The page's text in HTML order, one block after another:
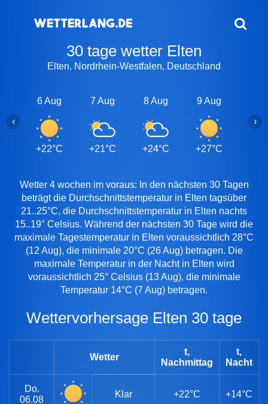
30 tage wetter Elten
Elten, Nordrhein-Westfalen, Deutschland
6 Aug
+22°C
7 Aug
+21°C
8 Aug
+24°C
9 Aug
+27°C
‹ ›
Wetter 4 wochen im voraus: In den nächsten 30 Tagen
beträgt die Durchschnittstemperatur in Elten tagsüber
21..25°C, die Durchschnittstemperatur in Elten nachts
15..19° Celsius. Während der nächsten 30 Tage wird die
maximale Tagestemperatur in Elten voraussichtlich 28°C
(12 Aug), die minimale 20°C (26 Aug) betragen. Die
maximale Temperatur in der Nacht in Elten wird
voraussichtlich 25° Celsius (13 Aug), die minimale
Temperatur 14°C (7 Aug) betragen.
Wettervorhersage Elten 30 tage
Wetter
t,
Nachmittag
t,
Nacht
Do.
06.08
Klar +22°C +14°C